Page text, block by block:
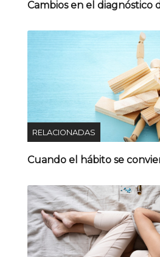
Cambios en el diagnóstico
RELACIONADAS
Cuando el hábito se